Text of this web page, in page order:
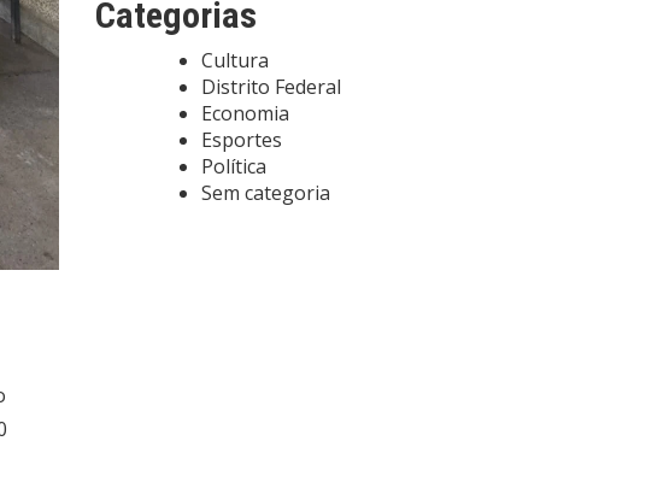
Categorias
Cultura
Distrito Federal
Economia
Esportes
Política
Sem categoria